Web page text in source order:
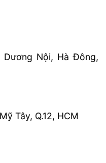
Dương Nội, Hà Đông,
Tây, Q.12, HCM